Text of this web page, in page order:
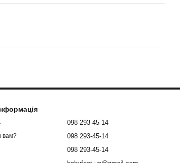
вам?
098 293-45-14
098 293-45-14
098 293-45-14